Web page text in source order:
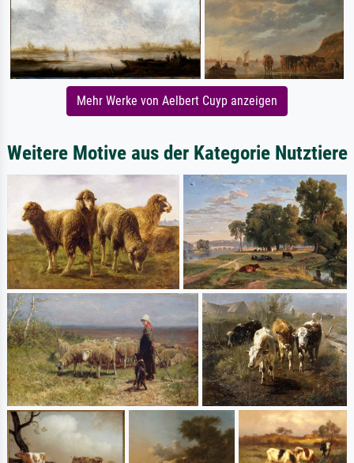
Mehr Werke von Aelbert Cuyp anzeigen
Weitere Motive aus der Kategorie Nutztiere